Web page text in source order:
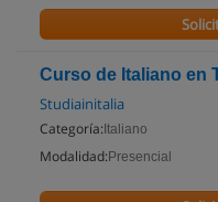
Curso de Italiano en
Studiainitalia
Categoría: Italiano
Modalidad: Presencial